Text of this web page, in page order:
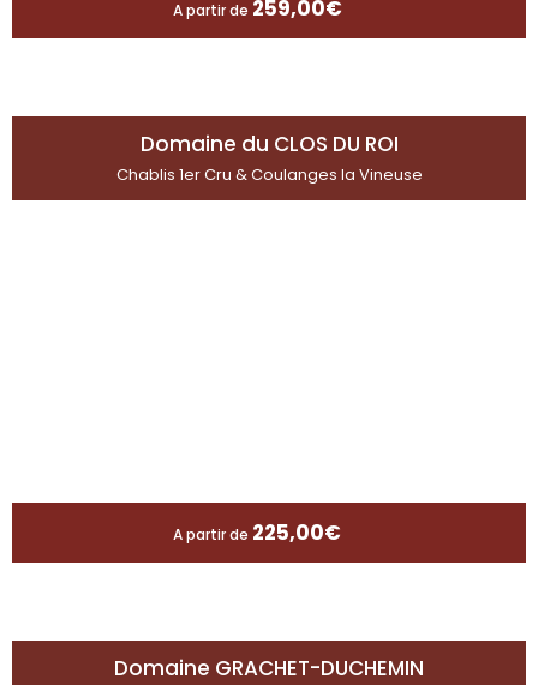
A partir de 259,00€
Domaine du CLOS DU ROI
Chablis 1er Cru & Coulanges la Vineuse
A partir de 225,00€
Domaine GRACHET-DUCHEMIN